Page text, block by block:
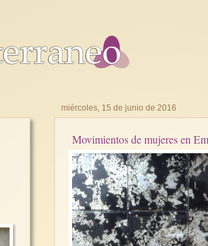
miércoles, 15 de junio de 2016
Movimientos de mujeres en